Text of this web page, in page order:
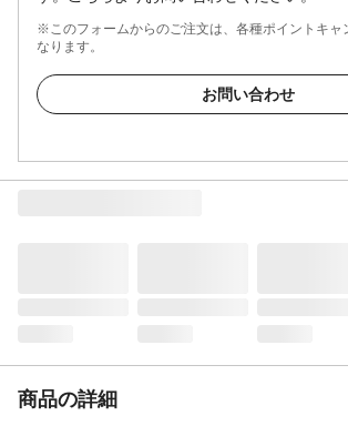
※このフォームからのご注文は、各種ポイントキャ
なります。
お問い合わせ
商品の詳細